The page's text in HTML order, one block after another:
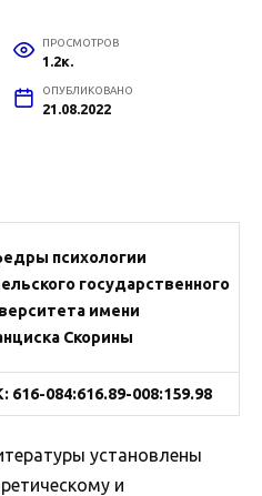
ПРОСМОТРОВ
1.2к.
ОПУБЛИКОВАНО
21.08.2022
психологии
государственного
имени
Скорины
616-084:616.89-008:159.98
установлены
и